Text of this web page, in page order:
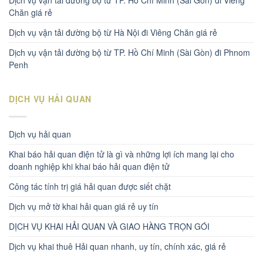
Chăn giá rẻ
Dịch vụ vận tải đường bộ từ Hà Nội đi Viêng Chăn giá rẻ
Dịch vụ vận tải đường bộ từ TP. Hồ Chí Minh (Sài Gòn) đi Phnom
Penh
DỊCH VỤ HẢI QUAN
Dịch vụ hải quan
Khai báo hải quan điện tử là gì và những lợi ích mang lại cho
doanh nghiệp khi khai báo hải quan điện tử
Công tác tính trị giá hải quan được siết chặt
Dịch vụ mở tờ khai hải quan giá rẻ uy tín
DỊCH VỤ KHAI HẢI QUAN VÀ GIAO HÀNG TRỌN GÓI
Dịch vụ khai thuê Hải quan nhanh, uy tín, chính xác, giá rẻ